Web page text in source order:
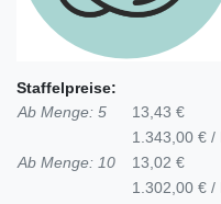
Staffelpreise:
Ab Menge: 5
13,43 €
1.343,00 € /
Ab Menge: 10
13,02 €
1.302,00 € /